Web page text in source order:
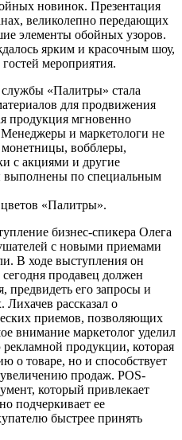
новинок. Презентация
великолепно передающих
элементы обойных узоров.
ярким и красочным шоу,
мероприятия.
«Палитры» стала
для продвижения
продукция мгновенно
и маркетологи не
монетницы, вобблеры,
с акциями и другие
выполнены по специальным
«Палитры».
бизнес-спикера Олега
с новыми приемами
В ходе выступления он
продавец должен
предвидеть его запросы и
Лихачев рассказал о
приемов, позволяющих
внимание маркетолог уделил
продукции, которая
о товаре, но и способствует
продаж. POS-
который привлекает
подчеркивает ее
быстрее принять